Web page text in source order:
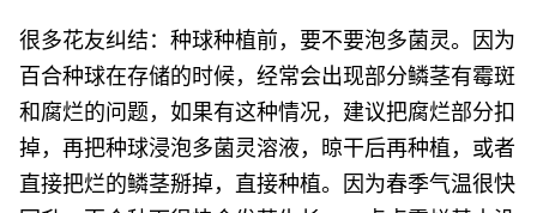
很多花友纠结：种球种植前，要不要泡多菌灵。因为
百合种球在存储的时候，经常会出现部分鳞茎有霉斑
和腐烂的问题，如果有这种情况，建议把腐烂部分扣
掉，再把种球浸泡多菌灵溶液，晾干后再种植，或者
直接把烂的鳞茎掰掉，直接种植。因为春季气温很快